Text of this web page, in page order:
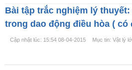
Bài tập trắc nghiệm lý
trong dao động điều hòa ( có
Cập nhật lúc: 15:54 08-04-2015 Mục tin: Vật lý